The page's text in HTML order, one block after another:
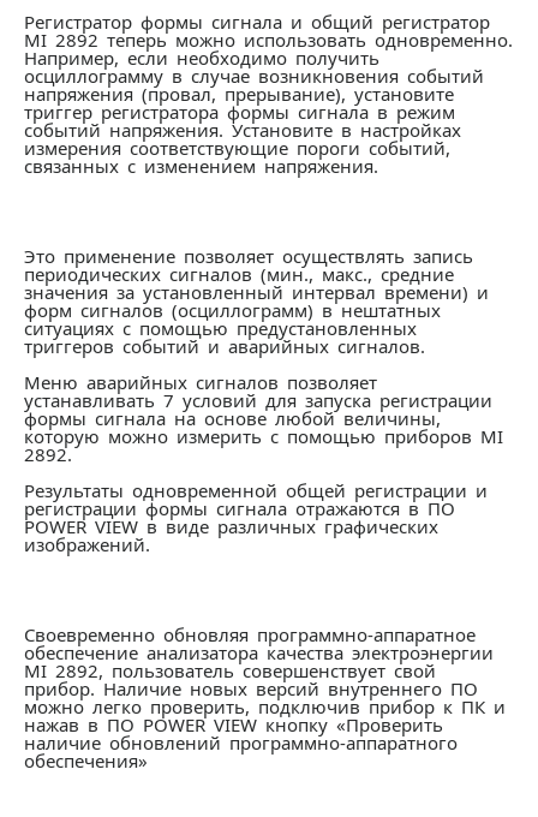
Регистратор формы сигнала и общий регистратор
MI 2892 теперь можно использовать одновременно.
Например, если необходимо получить
осциллограмму в случае возникновения событий
напряжения (провал, прерывание), установите
триггер регистратора формы сигнала в режим
событий напряжения. Установите в настройках
измерения соответствующие пороги событий,
связанных с изменением напряжения.
Это применение позволяет осуществлять запись
периодических сигналов (мин., макс., средние
значения за установленный интервал времени) и
форм сигналов (осциллограмм) в нештатных
ситуациях с помощью предустановленных
триггеров событий и аварийных сигналов.
Меню аварийных сигналов позволяет
устанавливать 7 условий для запуска регистрации
формы сигнала на основе любой величины,
которую можно измерить с помощью приборов MI
2892.
Результаты одновременной общей регистрации и
регистрации формы сигнала отражаются в ПО
POWER VIEW в виде различных графических
изображений.
Своевременно обновляя программно-аппаратное
обеспечение анализатора качества электроэнергии
MI 2892, пользователь совершенствует свой
прибор. Наличие новых версий внутреннего ПО
можно легко проверить, подключив прибор к ПК и
нажав в ПО POWER VIEW кнопку «Проверить
наличие обновлений программно-аппаратного
обеспечения»